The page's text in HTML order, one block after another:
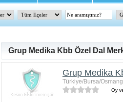
Grup Medika Kbb Özel Dal
Grup Medika
Türkiye/Bursa/
Oy